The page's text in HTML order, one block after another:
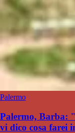
Palermo
Palermo, Barba:
vi dico cosa farei